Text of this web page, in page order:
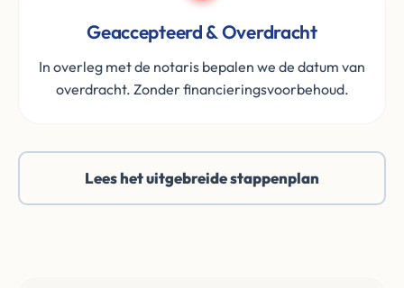
Geaccepteerd & Overdracht
In overleg met de notaris bepalen we de datum van
overdracht. Zonder financieringsvoorbehoud.
Lees het uitgebreide stappenplan